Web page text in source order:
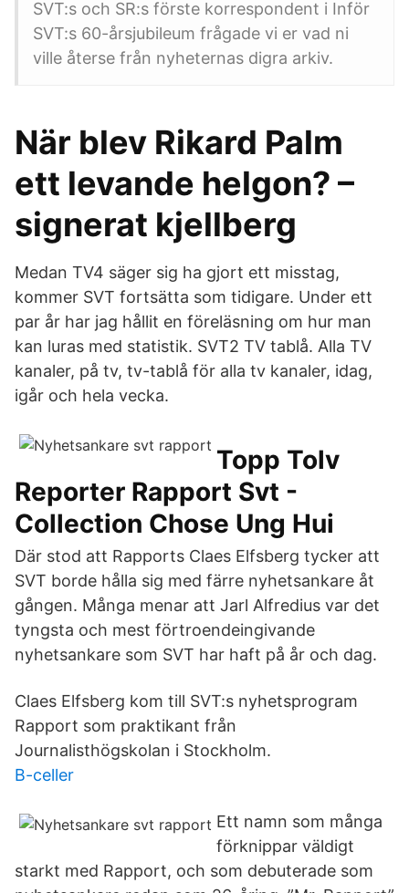
SVT:s och SR:s förste korrespondent i Inför
SVT:s 60-årsjubileum frågade vi er vad ni
ville återse från nyheternas digra arkiv.
När blev Rikard Palm
ett levande helgon? –
signerat kjellberg
Medan TV4 säger sig ha gjort ett misstag,
kommer SVT fortsätta som tidigare. Under ett
par år har jag hållit en föreläsning om hur man
kan luras med statistik. SVT2 TV tablå. Alla TV
kanaler, på tv, tv-tablå för alla tv kanaler, idag,
igår och hela vecka.
Topp Tolv
Reporter Rapport Svt -
Collection Chose Ung Hui
Där stod att Rapports Claes Elfsberg tycker att
SVT borde hålla sig med färre nyhetsankare åt
gången. Många menar att Jarl Alfredius var det
tyngsta och mest förtroendeingivande
nyhetsankare som SVT har haft på år och dag.
Claes Elfsberg kom till SVT:s nyhetsprogram
Rapport som praktikant från
Journalisthögskolan i Stockholm.
B-celler
Ett namn som många
förknippar väldigt
starkt med Rapport, och som debuterade som